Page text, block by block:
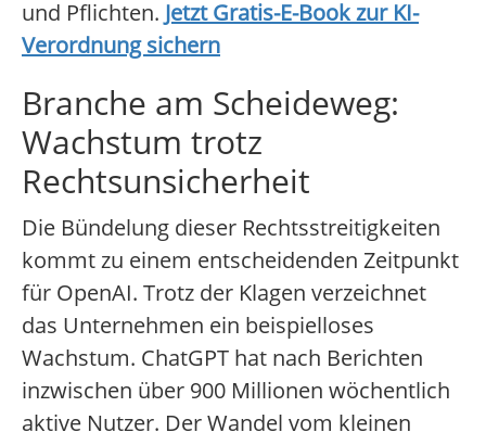
und Pflichten. Jetzt Gratis-E-Book zur KI-
Verordnung sichern
Branche am Scheideweg:
Wachstum trotz
Rechtsunsicherheit
Die Bündelung dieser Rechtsstreitigkeiten
kommt zu einem entscheidenden Zeitpunkt
für OpenAI. Trotz der Klagen verzeichnet
das Unternehmen ein beispielloses
Wachstum. ChatGPT hat nach Berichten
inzwischen über 900 Millionen wöchentlich
aktive Nutzer. Der Wandel vom kleinen